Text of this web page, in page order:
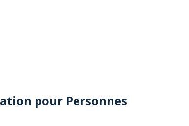
pour Personnes